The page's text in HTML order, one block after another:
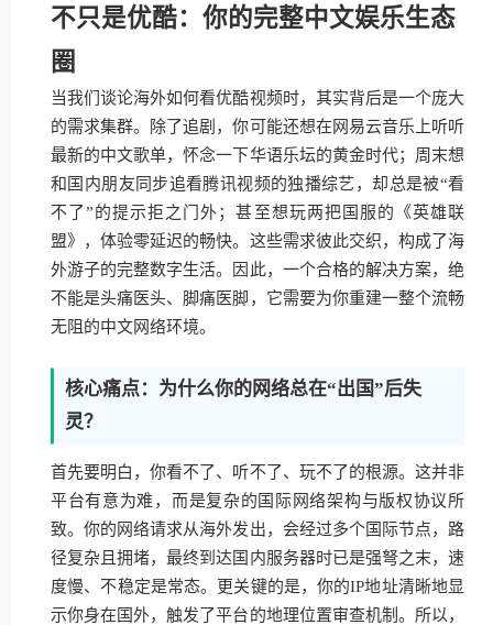
不只是优酷：你的完整中文娱乐生态
圈
当我们谈论海外如何看优酷视频时，其实背后是一个庞大
的需求集群。除了追剧，你可能还想在网易云音乐上听听
最新的中文歌单，怀念一下华语乐坛的黄金时代；周末想
和国内朋友同步追看腾讯视频的独播综艺，却总是被“看
不了”的提示拒之门外；甚至想玩两把国服的《英雄联
盟》，体验零延迟的畅快。这些需求彼此交织，构成了海
外游子的完整数字生活。因此，一个合格的解决方案，绝
不能是头痛医头、脚痛医脚，它需要为你重建一整个流畅
无阻的中文网络环境。
核心痛点：为什么你的网络总在“出国”后失
灵？
首先要明白，你看不了、听不了、玩不了的根源。这并非
平台有意为难，而是复杂的国际网络架构与版权协议所
致。你的网络请求从海外发出，会经过多个国际节点，路
径复杂且拥堵，最终到达国内服务器时已是强弩之末，速
度慢、不稳定是常态。更关键的是，你的IP地址清晰地显
示你身在国外，触发了平台的地理位置审查机制。所以，